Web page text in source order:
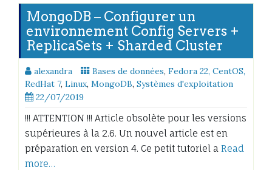
MongoDB – Configurer un
environnement Config Servers +
ReplicaSets + Sharded Cluster
alexandra Bases de données, Fedora 22, CentOS,
RedHat 7, Linux, MongoDB, Systèmes d'exploitation
22/07/2019
!!! ATTENTION !!! Article obsolète pour les versions
supérieures à la 2.6. Un nouvel article est en
préparation en version 4. Ce petit tutoriel a Read
more…